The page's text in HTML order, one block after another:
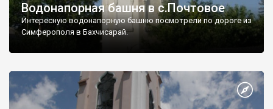
Водонапорная башня в с.Почтовое
Интересную водонапорную башню посмотрели по дороге из
Симферополя в Бахчисарай.